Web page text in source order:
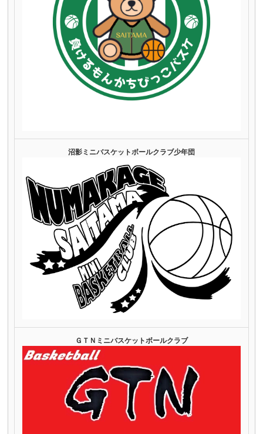
沼影ミニバスケットボールクラブ少年団
ＧＴＮミニバスケットボールクラブ